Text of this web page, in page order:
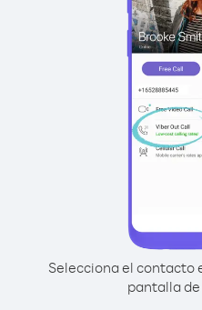
Selecciona el contacto
pantalla